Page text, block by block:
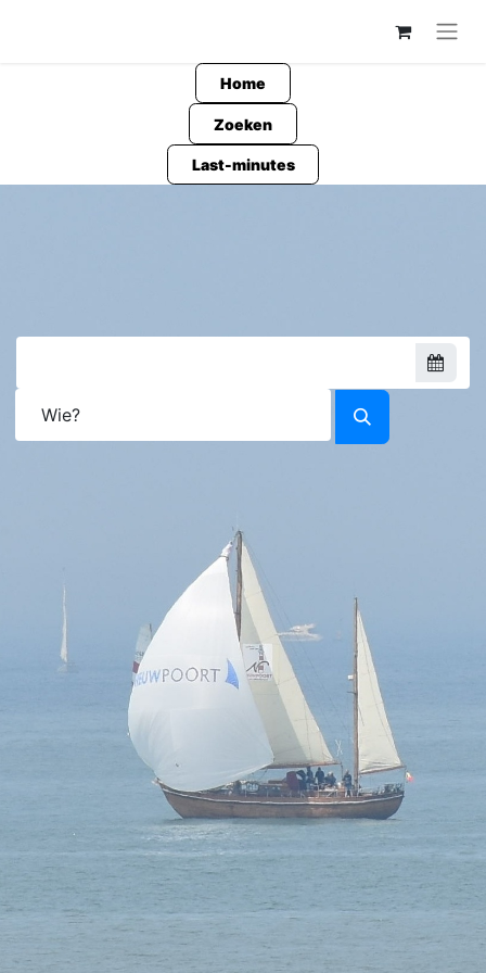
Home
Zoeken
Last-minutes